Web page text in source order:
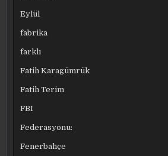
Eylül
fabrika
farklı
Fatih Karagümrük
Fatih Terim
FBI
Federasyonu:
Fenerbahçe